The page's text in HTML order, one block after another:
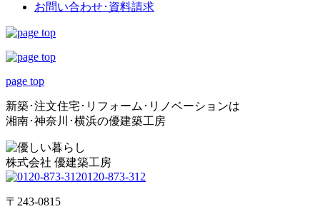
お問い合わせ･ 資料請求
page top
新築･注文住宅･リフォーム･リノベーションは
湘南･神奈川･横浜の優建築工房
株式会社 優建築工房
0120-873-312
〒243-0815